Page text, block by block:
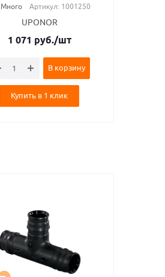
Много Артикул: 1001250
UPONOR
1 071 руб./шт
В корзину
Купить в 1 клик